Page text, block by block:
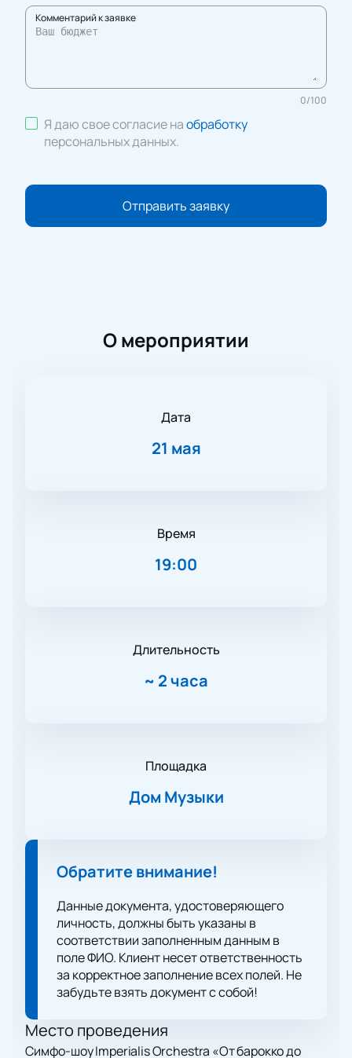
Комментарий к заявке
0/100
Я даю свое согласие наобработку
персональных данных.
Отправить заявку
О мероприятии
Дата
21 мая
Время
19:00
Длительность
~ 2 часа
Площадка
Дом Музыки
Обратите внимание!
Данные документа, удостоверяющего
личность, должны быть указаны в
соответствии заполненным данным в
поле ФИО. Клиент несет ответственность
за корректное заполнение всех полей. Не
забудьте взять документ с собой!
Место проведения
Симфо-шоу Imperialis Orchestra «От барокко до